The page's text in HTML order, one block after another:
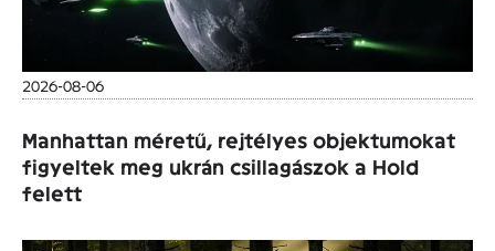
2026-08-06
Manhattan méretű, rejtélyes objektumokat
figyeltek meg ukrán csillagászok a Hold
felett